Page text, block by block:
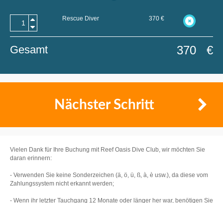
Rescue Diver 370 €
Gesamt 370 €
Nächster Schritt
Vielen Dank für Ihre Buchung mit Reef Oasis Dive Club, wir möchten Sie
daran erinnern:
- Verwenden Sie keine Sonderzeichen (ä, ö, ü, ß, à, è usw.), da diese vom
Zahlungssystem nicht erkannt werden;
- Wenn ihr letzter Tauchgang 12 Monate oder länger her war, benötigen Sie